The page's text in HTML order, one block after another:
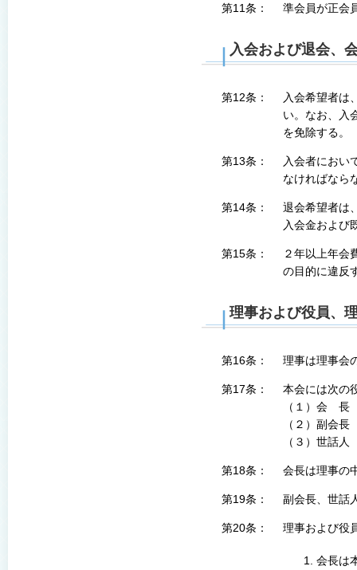
第11条： 準会員が正会
入会および退会、
第12条：
入会希望者は
い。なお、入
を免除する。
第13条：
入会者におい
なければなら
第14条：
退会希望者は
入会金および
第15条：
２年以上年会
の目的に違反
理事および役員、
第16条： 理事は理事会
第17条：
本会には次の
（１）会
（２）副会
（３）世話
第18条： 会長は理事の
第19条： 副会長、世話
第20条： 理事および役
会長は